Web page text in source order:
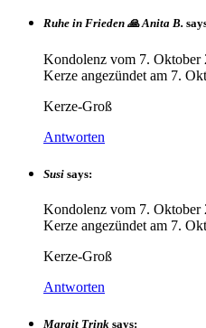
Ruhe in Frieden 🙏 Anita B.
Kondolenz vom 7. Oktober
Kerze angezündet am 7.
Kerze-Groß
Antworten
Susi says:
Kondolenz vom 7. Oktober
Kerze angezündet am 7.
Kerze-Groß
Antworten
Margit Trink says: